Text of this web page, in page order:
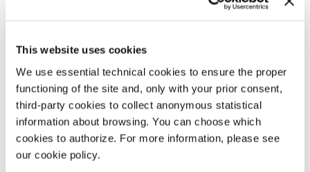
This website uses cookies
We use essential technical cookies to ensure the proper
functioning of the site and, only with your prior consent,
third-party cookies to collect anonymous statistical
information about browsing. You can choose which
cookies to authorize. For more information, please see
our cookie policy.